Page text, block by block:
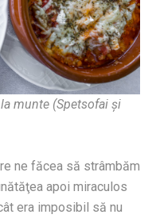
munte (Spetsofai și
ne făcea să strâmbăm
apoi miraculos
era imposibil să nu